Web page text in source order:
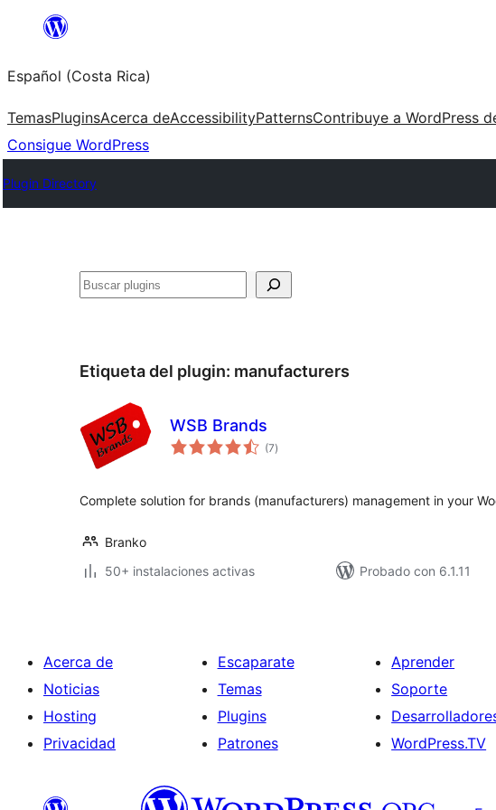
Saltar
contenido
Español (Costa Rica)
TemasPluginsAcerca deAccessibilityPatternsContribuye a WordPress
Consigue WordPress
Plugin Directory
Buscar
Etiqueta del plugin: manufacturers
WSB Brands
(7total
de
)
Complete solution for brands (manufacturers) management in your
Branko
50+ instalaciones activas
Probado con 6.1.11
Acerca de
Noticias
Hosting
Privacidad
Escaparate
Temas
Plugins
Patrones
Aprender
Soporte
WordPress.TV